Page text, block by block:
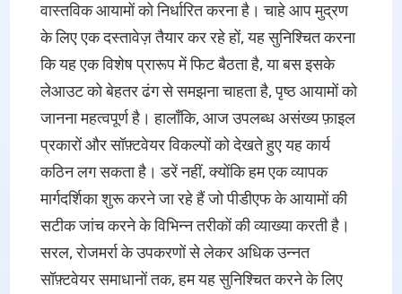
वास्तविक आयामों को निर्धारित करना है। चाहे आप मुद्रण
के लिए एक दस्तावेज़ तैयार कर रहे हों, यह सुनिश्चित करना
कि यह एक विशेष प्रारूप में फिट बैठता है, या बस इसके
लेआउट को बेहतर ढंग से समझना चाहता है, पृष्ठ आयामों को
जानना महत्वपूर्ण है। हालाँकि, आज उपलब्ध असंख्य फ़ाइल
प्रकारों और सॉफ़्टवेयर विकल्पों को देखते हुए यह कार्य
कठिन लग सकता है। डरें नहीं, क्योंकि हम एक व्यापक
मार्गदर्शिका शुरू करने जा रहे हैं जो पीडीएफ के आयामों की
सटीक जांच करने के विभिन्न तरीकों की व्याख्या करती है।
सरल, रोजमर्रा के उपकरणों से लेकर अधिक उन्नत
सॉफ़्टवेयर समाधानों तक, हम यह सुनिश्चित करने के लिए